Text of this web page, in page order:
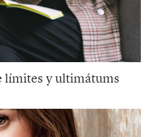
límites y ultimátums